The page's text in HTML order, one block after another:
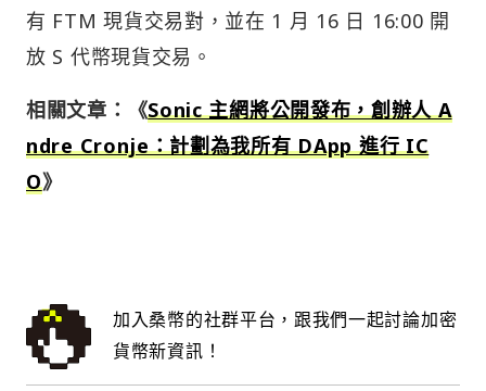
有 FTM 現貨交易對，並在 1 月 16 日 16:00 開
放 S 代幣現貨交易。
相關文章：《Sonic 主網將公開發布，創辦人 A
ndre Cronje：計劃為我所有 DApp 進行 IC
O》
加入桑幣的社群平台，跟我們一起討論加密
貨幣新資訊！